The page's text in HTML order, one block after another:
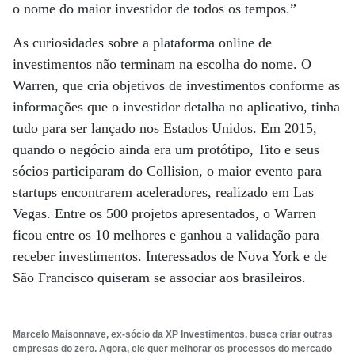
o nome do maior investidor de todos os tempos.”
As curiosidades sobre a plataforma online de
investimentos não terminam na escolha do nome. O
Warren, que cria objetivos de investimentos conforme as
informações que o investidor detalha no aplicativo, tinha
tudo para ser lançado nos Estados Unidos. Em 2015,
quando o negócio ainda era um protótipo, Tito e seus
sócios participaram do Collision, o maior evento para
startups encontrarem aceleradores, realizado em Las
Vegas. Entre os 500 projetos apresentados, o Warren
ficou entre os 10 melhores e ganhou a validação para
receber investimentos. Interessados de Nova York e de
São Francisco quiseram se associar aos brasileiros.
Marcelo Maisonnave, ex-sócio da XP Investimentos, busca criar outras
empresas do zero. Agora, ele quer melhorar os processos do mercado